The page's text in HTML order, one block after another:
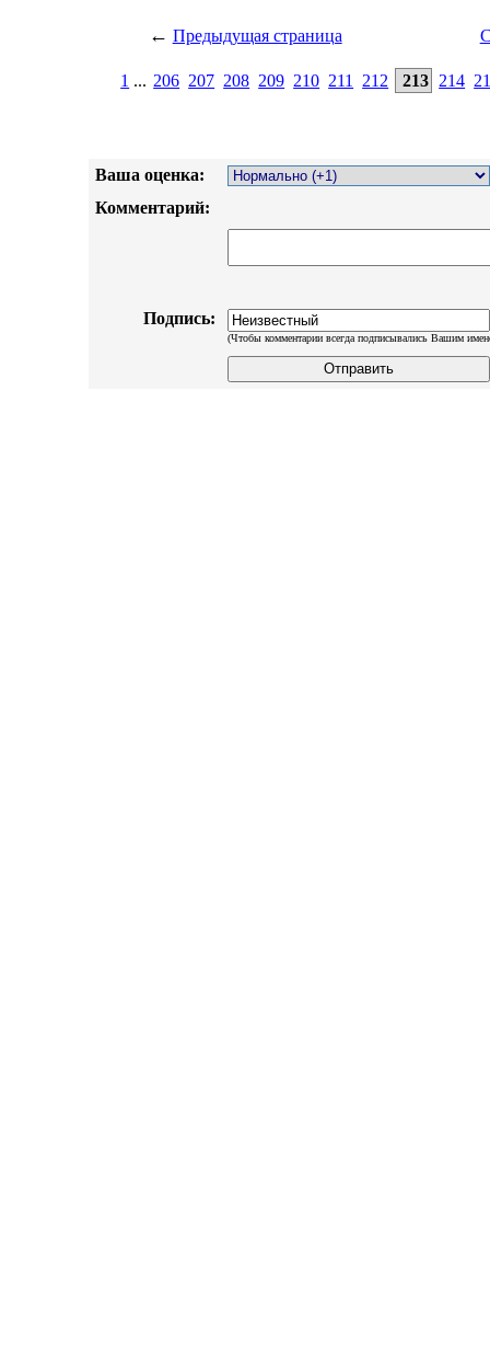
← Предыдущая страница
1 ... 206 207 208 209 210 211 212 213 214
Ваша оценка:
Комментарий:
Подпись:
(Чтобы комментарии всегда подписывались Вашим